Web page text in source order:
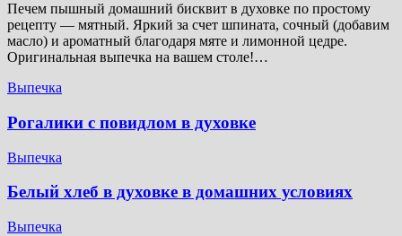
Печем пышный домашний бисквит в духовке по простому
рецепту — мятный. Яркий за счет шпината, сочный (добавим
масло) и ароматный благодаря мяте и лимонной цедре.
Оригинальная выпечка на вашем столе!…
Выпечка
Рогалики с повидлом в духовке
Выпечка
Белый хлеб в духовке в домашних условиях
Выпечка